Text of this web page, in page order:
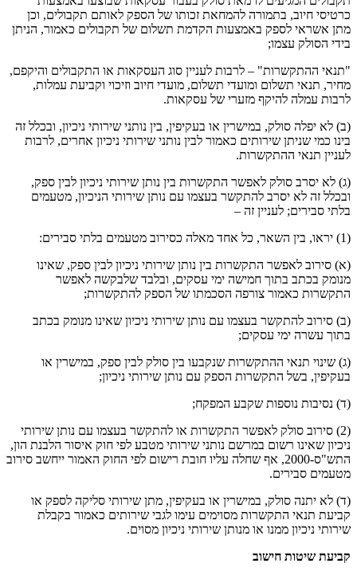
כרטיסי חיוב, בתמורה להמחאת זכותו של הספק לאותם תקבולים, וכן
מתן אשראי לספק באמצעות הקדמת תשלום של תקבולים כאמור, הניתן
בידי הסולק עצמו;
"תנאי ההתקשרות" – לרבות לעניין סוג העסקאות או התקבולים והיקפם,
מחיר, תנאי תשלום ומועדי תשלום, מועדי חיוב וזיכוי וקביעת עמלות,
לרבות עמלה להיקף מזערי של עסקאות.
(ב) לא יפלה סולק, במישרין או בעקיפין, בין נותני שירותי ניכיון, ובכלל זה
בינו כמי שניתן שירותים כאמור לבין נותני שירותי ניכיון אחרים, לרבות
לעניין תנאי ההתקשרות.
(ג) לא יסרב סולק לאפשר התקשרות בין נותן שירותי ניכיון לבין ספק,
ובכלל זה לא יסרב להתקשר בעצמו עם נותן שירותי הניכיון, מטעמים
בלתי סבירים; לעניין זה –
(1) יראו, בין השאר, כל אחד מאלה כסירוב מטעמים בלתי סבירים:
(א) סירוב לאפשר התקשרות בין נותן שירותי ניכיון לבין ספק, שאינו
מנומק בכתב בתוך חמישה ימי עסקים, ובלבד שלבקשה לאפשר
התקשרות כאמור צורפה הסכמתו של הספק להתקשרות;
(ב) סירוב להתקשר בעצמו עם נותן שירותי ניכיון שאינו מנומק בכתב
בתוך עשרה ימי עסקים;
(ג) שינוי תנאי ההתקשרות שנקבעו בין סולק לבין ספק, במישרין או
בעקיפין, בשל התקשרות הספק עם נותן שירותי ניכיון;
(ד) נסיבות נוספות שקבע המפקח;
(2) סירוב סולק לאפשר התקשרות או להתקשר בעצמו עם נותן שירותי
ניכיון שאינו רשום במרשם נותני שירותי מטבע לפי חוק איסור הלבנת הון,
התש"ס-2000, אף שחלה עליו חובת רישום לפי החוק האמור ייחשב סירוב
מטעמים סבירים.
(ד) לא יתנה סולק, במישרין או בעקיפין, מתן שירותי סליקה לספק או
קביעת תנאי התקשרות מסוימים עימו לגבי שירותים כאמור בקבלת
שירותי ניכיון ממנו או מנותן שירותי ניכיון מסוים.
קביעת שיטות חישוב